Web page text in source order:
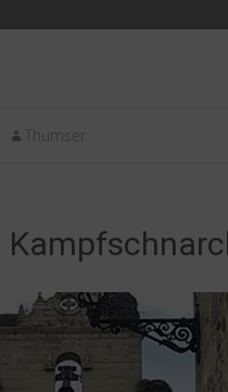
Thumser